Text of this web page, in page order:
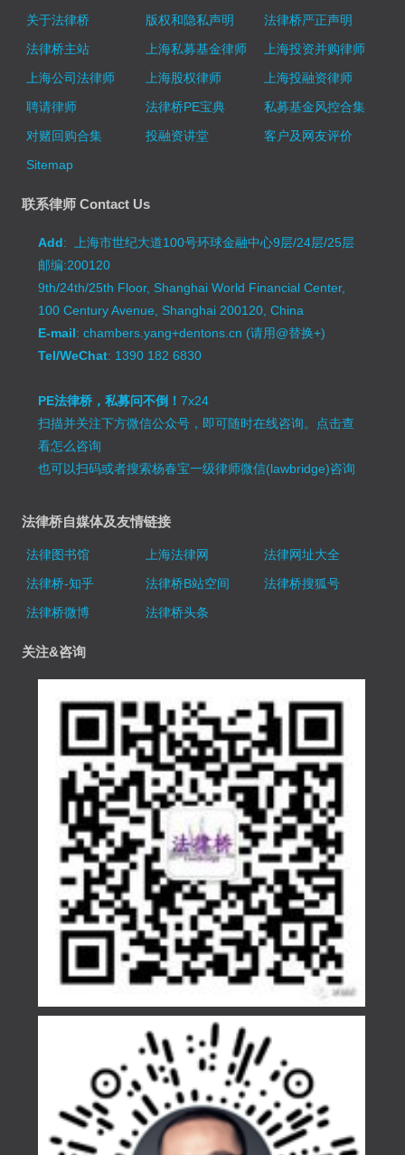
关于法律桥 版权和隐私声明
法律桥严正声明
法律桥主站
上海私募基金律师
上海投资并购律师
上海公司法律师
上海股权律师
上海投融资律师
聘请律师
法律桥PE宝典
私募基金风控合集
对赌回购合集
投融资讲堂
客户及网友评价
Sitemap
联系律师 Contact Us
Add: 上海市世纪大道100号环球金融中心9层/24层/25层
邮编:200120
9th/24th/25th Floor, Shanghai World Financial Center,
100 Century Avenue, Shanghai 200120, China
E-mail: chambers.yang+dentons.cn (请用@替换+)
Tel/WeChat: 1390 182 6830
PE法律桥，私募问不倒！7x24
扫描并关注下方微信公众号，即可随时在线咨询。 点击查
看怎么咨询
也可以扫码或者搜索杨春宝一级律师微信(lawbridge)咨询
法律桥自媒体及友情链接
法律图书馆 上海法律网
法律网址大全
法律桥-知乎
法律桥B站空间
法律桥搜狐号
法律桥微博
法律桥头条
关注&咨询